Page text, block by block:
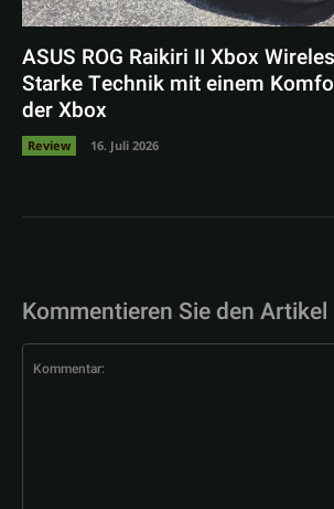
ASUS ROG Raikiri II Xbox
Starke Technik mit einem
der Xbox
Review 16. Juli 2026
Kommentieren Sie den Artikel